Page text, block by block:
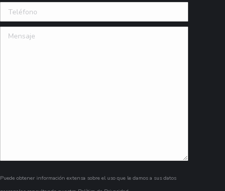
Teléfono
Mensaje
Puede obtener información extensa sobre el uso que le damos a sus datos